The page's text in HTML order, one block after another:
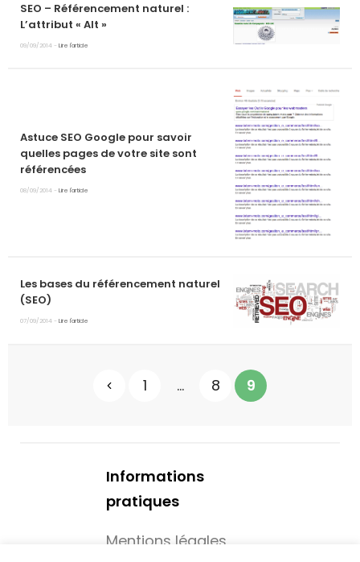
SEO – Référencement naturel :
L’attribut « Alt »
09/09/2014 - Lire l'article
Astuce SEO Google pour savoir
quelles pages de votre site sont
référencées
08/09/2014 - Lire l'article
Les bases du référencement naturel
(SEO)
07/09/2014 - Lire l'article
1 … 8 9
Informations
pratiques
Mentions légales